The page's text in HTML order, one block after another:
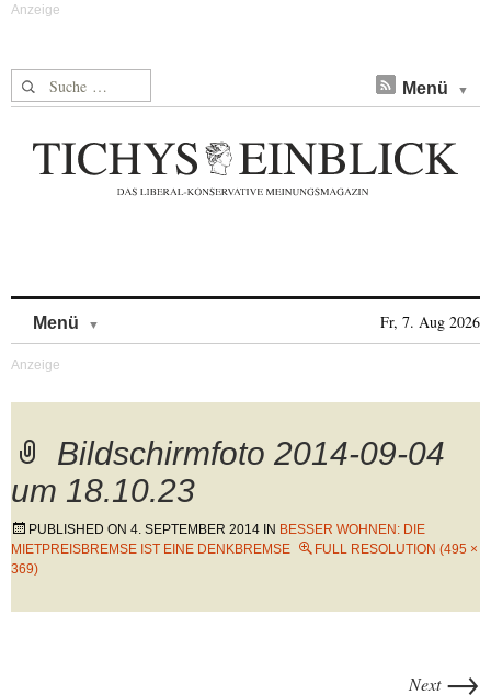
Suche nach: Menü
Menü Fr, 7. Aug 2026
Bildschirmfoto 2014-09-04
um 18.10.23
PUBLISHED ON 4. SEPTEMBER 2014 IN BESSER WOHNEN: DIE
MIETPREISBREMSE IST EINE DENKBREMSE
FULL RESOLUTION (495 ×
369)
Next →